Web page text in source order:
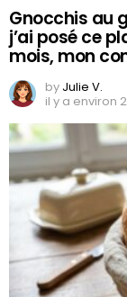
Gnocchis au
j’ai posé ce
mois, mon
by Julie V.
il y a environ